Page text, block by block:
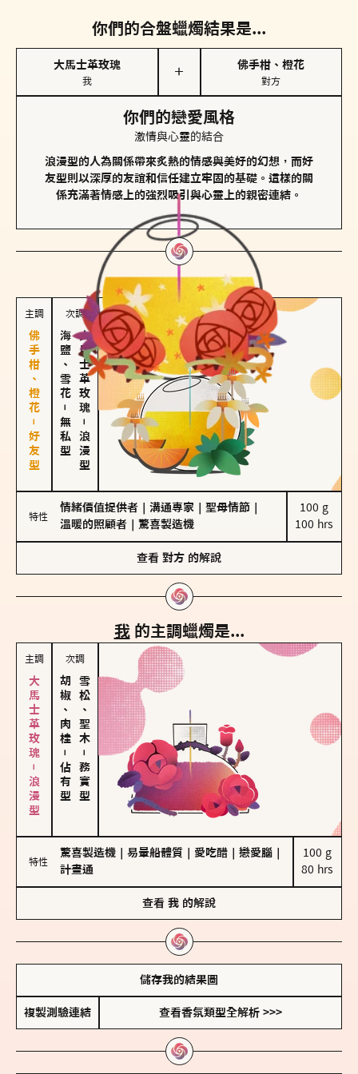
你們的合盤蠟燭結果是...
大馬士革玫瑰
我
＋
佛手柑、橙花
對方
你們的戀愛風格
激情與心靈的結合
浪漫型的人為關係帶來炙熱的情感與美好的幻想，而好
友型則以深厚的友誼和信任建立牢固的基礎。這樣的關
係充滿著情感上的強烈吸引與心靈上的親密連結。
對方的主調蠟燭是...
主調
佛手柑、橙花－好友型
次調
海鹽、雪花
－
無私型
大馬士革玫瑰
－
浪漫型
特性
情緒價值提供者 溝通專家 聖母情節
溫暖的照顧者
驚喜製造機
100 g
100 hrs
查看 對方 的解說
我 的主調蠟燭是...
主調
大馬士革玫瑰－浪漫型
次調
胡椒、肉桂
－
佔有型
雪松、聖木
－
務實型
特性
驚喜製造機 易暈船體質 愛吃醋 戀愛腦
計畫通
100 g
80 hrs
查看 我 的解說
儲存我的結果圖
複製測驗連結 查看香氛類型全解析 >>>